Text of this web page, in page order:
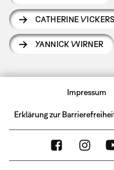
CATHERINE VICKERS
YANNICK WIRNER
Impressum
Erklärung zur